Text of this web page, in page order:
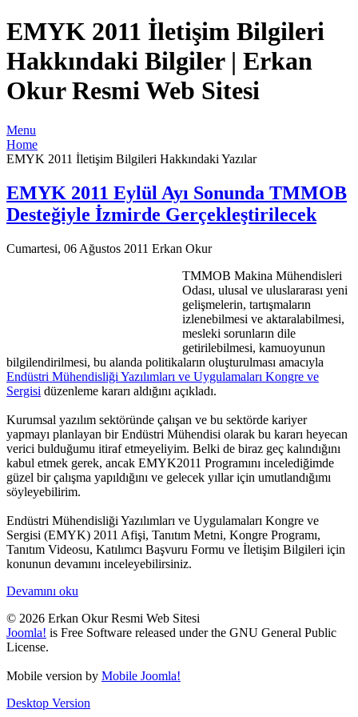
EMYK 2011 İletişim Bilgileri
Hakkındaki Bilgiler | Erkan
Okur Resmi Web Sitesi
Menu
Home
EMYK 2011 İletişim Bilgileri Hakkındaki Yazılar
EMYK 2011 Eylül Ayı Sonunda TMMOB
Desteğiyle İzmirde Gerçekleştirilecek
Cumartesi, 06 Ağustos 2011 Erkan Okur
TMMOB Makina Mühendisleri
Odası, ulusal ve uluslararası yeni
gelişmelerin, tartışmaların
izlenebilmesi ve aktaralabilmesi,
mesleki sorunların dile
getirilebilmesi, kamuoyunun
bilgilendirilmesi, bu alanda politikaların oluşturulması amacıyla
Endüstri Mühendisliği Yazılımları ve Uygulamaları Kongre ve
Sergisi düzenleme kararı aldığını açıkladı.
Kurumsal yazılım sektöründe çalışan ve bu sektörde kariyer
yapmayı planlayan bir Endüstri Mühendisi olarak bu kararı heyecan
verici bulduğumu itiraf etmeyeliyim. Belki de biraz geç kalındığını
kabul etmek gerek, ancak EMYK2011 Programını incelediğimde
güzel bir çalışma yapıldığını ve gelecek yıllar için umutlandığımı
söyleyebilirim.
Endüstri Mühendisliği Yazılımları ve Uygulamaları Kongre ve
Sergisi (EMYK) 2011 Afişi, Tanıtım Metni, Kongre Programı,
Tanıtım Videosu, Katılımcı Başvuru Formu ve İletişim Bilgileri için
konunun devamını inceleyebilirsiniz.
Devamını oku
© 2026 Erkan Okur Resmi Web Sitesi
Joomla! is Free Software released under the GNU General Public
License.
Mobile version by Mobile Joomla!
Desktop Version